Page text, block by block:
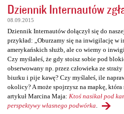
Dziennik Internautów
08.09.2015
Dziennik Internautów dołączył się do
przykład: „Oburzamy się na inwigilację w
amerykańskich służb, ale co wiemy o
Czy myślałeś, że gdy stoisz sobie pod
obserwowany np. przez człowieka ze
biurku i pije kawę? Czy myślałeś, ile
okolicy? A może spojrzysz na mapkę,
artykuł Marcina Maja: Ktoś nasikał pod
perspektywy własnego podwórka